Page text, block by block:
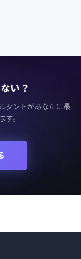
い？
タントがあなたに最
。